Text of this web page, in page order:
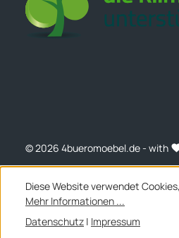
© 2026 4bueromoebel.de - with
Diese Website verwendet
Mehr Informationen ...
Datenschutz | Impressum